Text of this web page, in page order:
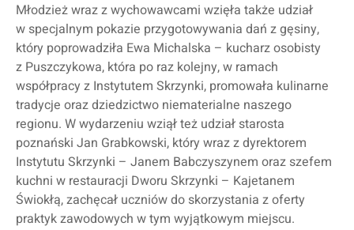
Młodzież wraz z wychowawcami wzięła także udział
w specjalnym pokazie przygotowywania dań z gęsiny,
który poprowadziła Ewa Michalska – kucharz osobisty
z Puszczykowa, która po raz kolejny, w ramach
współpracy z Instytutem Skrzynki, promowała kulinarne
tradycje oraz dziedzictwo niematerialne naszego
regionu. W wydarzeniu wziął też udział starosta
poznański Jan Grabkowski, który wraz z dyrektorem
Instytutu Skrzynki – Janem Babczyszynem oraz szefem
kuchni w restauracji Dworu Skrzynki – Kajetanem
Świokłą, zachęcał uczniów do skorzystania z oferty
praktyk zawodowych w tym wyjątkowym miejscu.